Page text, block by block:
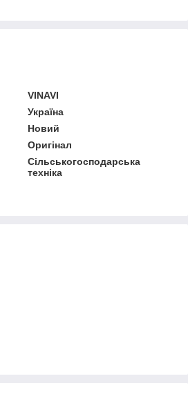
VINAVI
Україна
Новий
Оригінал
Сільськогосподарська
техніка